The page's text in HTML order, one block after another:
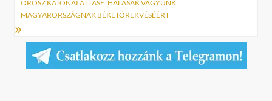
OROSZ KATONAI ATTASÉ: HÁLÁSAK VAGYUNK
MAGYARORSZÁGNAK BÉKETÖREKVÉSÉÉRT